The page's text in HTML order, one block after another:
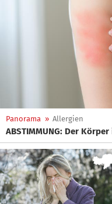
Panorama » Allergien
ABSTIMMUNG: Der